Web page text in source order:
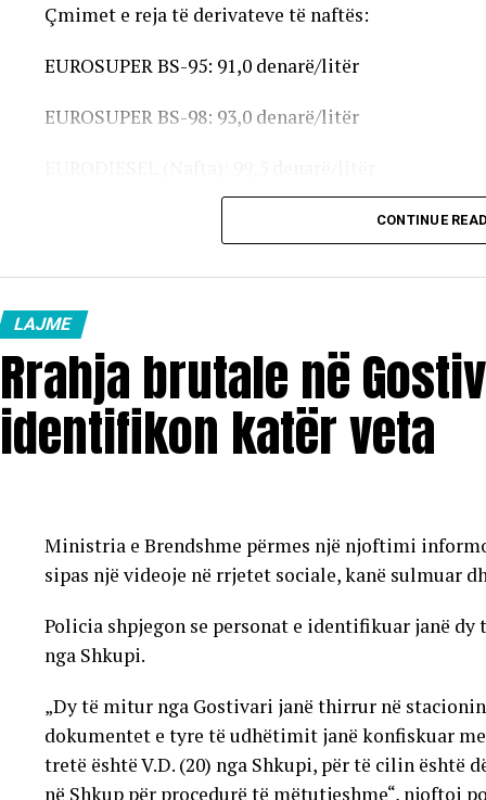
Çmimet e reja të derivateve të naftës:
EUROSUPER BS-95: 91,0 denarë/litër
EUROSUPER BS-98: 93,0 denarë/litër
Vaji ekstra i lehtë (EL-1): 98,5 denarë/litërCONTINUE
LAJME
Rrahja brutale në
identifikon katër veta
Ministria e Brendshme përmes një njoftimi
sipas një videoje në rrjetet sociale, kanë sulmuar
Policia shpjegon se personat e identifikuar janë
nga Shkupi.
„Dy të mitur nga Gostivari janë thirrur në
dokumentet e tyre të udhëtimit janë konfiskuar
tretë është V.D. (20) nga Shkupi, për të cilin
në Shkup për procedurë të mëtutjeshme“, njoftoi